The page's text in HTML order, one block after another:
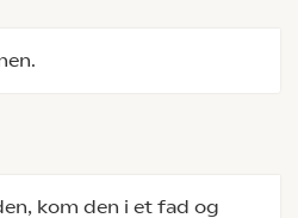
kom den i et fad og